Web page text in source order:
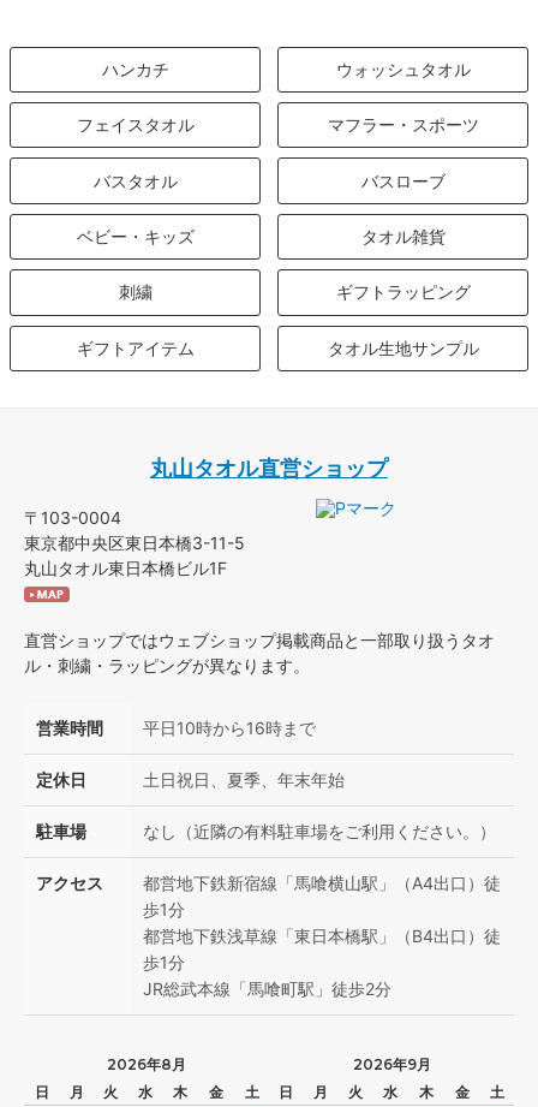
ハンカチ ウォッシュタオル
フェイスタオル マフラー・スポーツ
バスタオル バスローブ
ベビー・キッズ タオル雑貨
刺繍 ギフトラッピング
ギフトアイテム タオル生地サンプル
丸山タオル直営ショップ
〒103-0004
東京都中央区東日本橋3-11-5
丸山タオル東日本橋ビル1F
直営ショップではウェブショップ掲載商品と一部取り扱うタオ
ル・刺繍・ラッピングが異なります。
営業時間 平日10時から16時まで
定休日 土日祝日、夏季、年末年始
駐車場 なし（近隣の有料駐車場をご利用ください。）
アクセス
都営地下鉄新宿線「馬喰横山駅」（A4出口）徒
歩1分
都営地下鉄浅草線「東日本橋駅」（B4出口）徒
歩1分
JR総武本線「馬喰町駅」徒歩2分
2026年8月
日
月 火 水 木 金
土
2026年9月
日
月 火 水 木 金
土